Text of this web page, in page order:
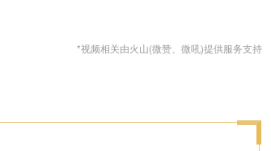
*视频相关由火山(微赞、微吼)提供服务支持